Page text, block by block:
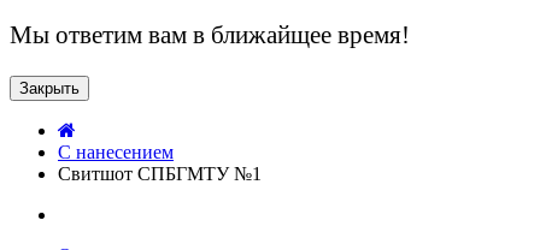
Мы ответим вам в ближайщее время!
Закрыть
C нанесением
Свитшот СПБГМТУ №1